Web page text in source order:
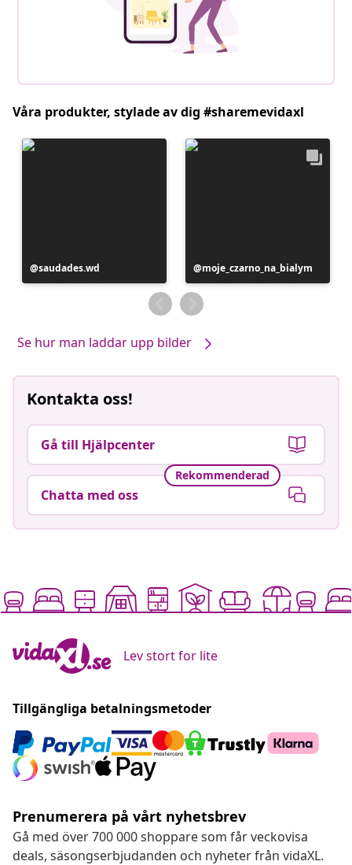
Våra produkter, stylade av dig #sharemevidaxl
Inlägg
publicerat
saudades.wd
Inlägg
publicerat
av
moje_czarno_na_bialym
Se hur man laddar upp bilder
Kontakta oss!
Gå till Hjälpcenter
Rekommenderad
Chatta med oss
Lev stort for lite
Tillgängliga betalningsmetoder
Prenumerera på vårt nyhetsbrev
Gå med över 700 000 shoppare som får veckovisa
deals, säsongserbjudanden och nyheter från vidaXL.